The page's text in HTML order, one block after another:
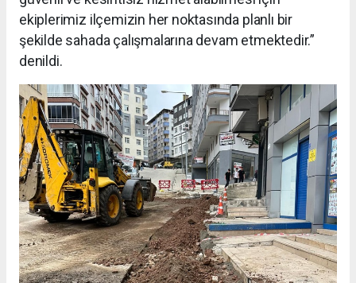
ekiplerimiz ilçemizin her noktasında planlı bir
şekilde sahada çalışmalarına devam etmektedir.”
denildi.